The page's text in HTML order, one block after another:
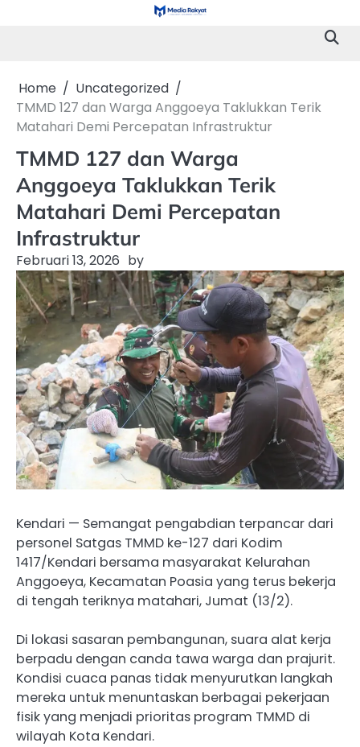
Home
Uncategorized
TMMD 127 dan Warga Anggoeya Taklukkan Terik
Matahari Demi Percepatan Infrastruktur
TMMD 127 dan Warga
Anggoeya Taklukkan Terik
Matahari Demi Percepatan
Infrastruktur
Februari 13, 2026 by
Kendari — Semangat pengabdian terpancar dari
personel Satgas TMMD ke-127 dari Kodim
1417/Kendari bersama masyarakat Kelurahan
Anggoeya, Kecamatan Poasia yang terus bekerja
di tengah teriknya matahari, Jumat (13/2).
Di lokasi sasaran pembangunan, suara alat kerja
berpadu dengan canda tawa warga dan prajurit.
Kondisi cuaca panas tidak menyurutkan langkah
mereka untuk menuntaskan berbagai pekerjaan
fisik yang menjadi prioritas program TMMD di
wilayah Kota Kendari.